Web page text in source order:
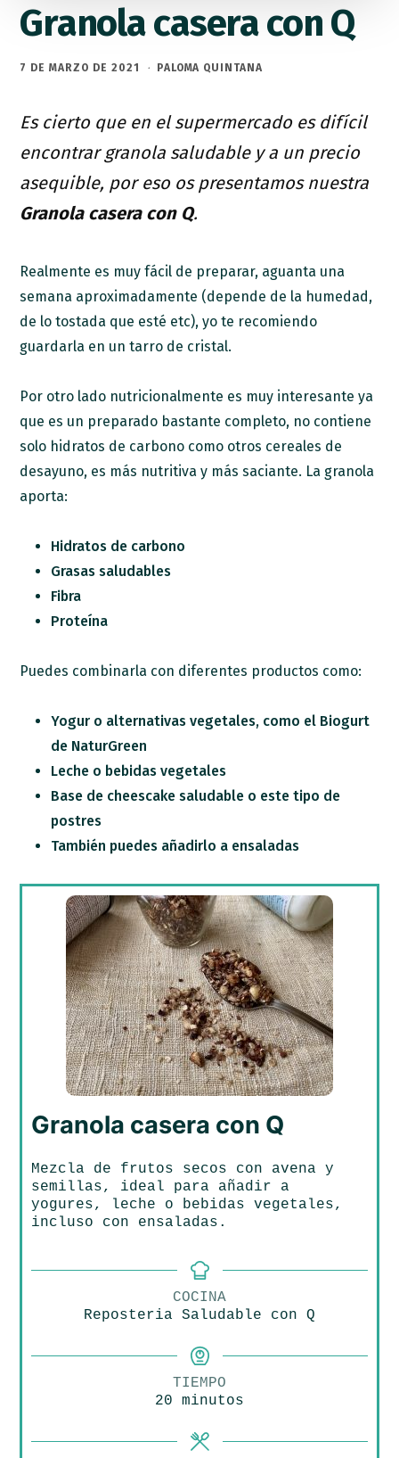
Granola casera con Q
7 DE MARZO DE 2021 · PALOMA QUINTANA
Es cierto que en el supermercado es difícil
encontrar granola saludable y a un precio
asequible, por eso os presentamos nuestra
Granola casera con Q.
Realmente es muy fácil de preparar, aguanta una
semana aproximadamente (depende de la humedad,
de lo tostada que esté etc), yo te recomiendo
guardarla en un tarro de cristal.
Por otro lado nutricionalmente es muy interesante ya
que es un preparado bastante completo, no contiene
solo hidratos de carbono como otros cereales de
desayuno, es más nutritiva y más saciante. La granola
aporta:
Hidratos de carbono
Grasas saludables
Fibra
Proteína
Puedes combinarla con diferentes productos como:
Yogur o alternativas vegetales, como el Biogurt
de NaturGreen
Leche o bebidas vegetales
Base de cheescake saludable o este tipo de
postres
También puedes añadirlo a ensaladas
Granola casera con Q
Mezcla de frutos secos con avena y
semillas, ideal para añadir a
yogures, leche o bebidas vegetales,
incluso con ensaladas.
COCINA
Reposteria Saludable con Q
TIEMPO
20 minutos
minutos